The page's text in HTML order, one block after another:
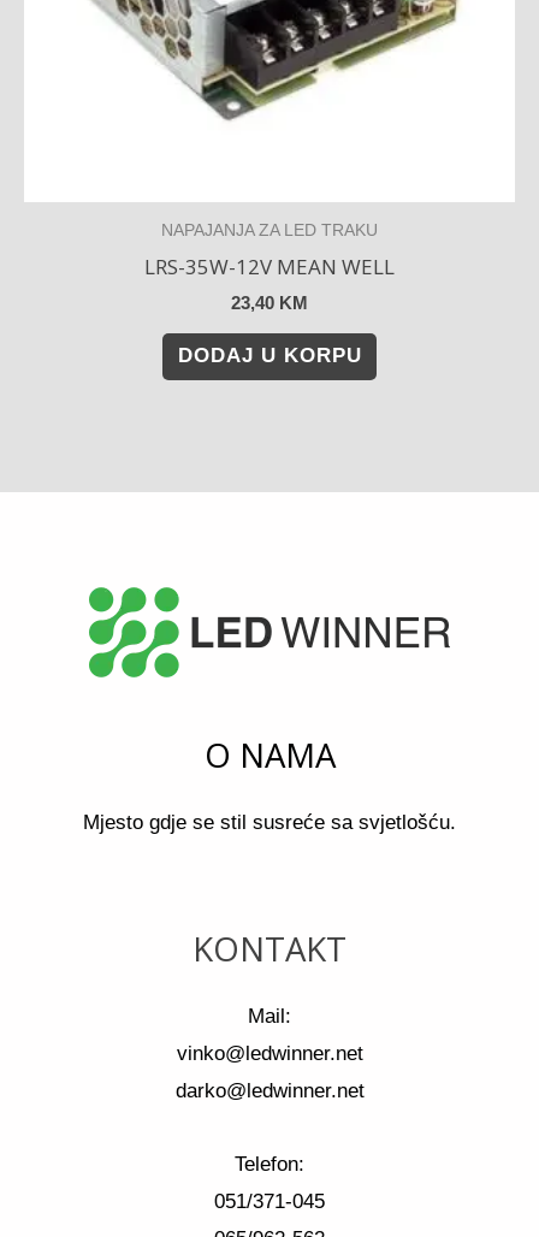
NAPAJANJA ZA LED TRAKU
LRS-35W-12V MEAN WELL
23,40 KM
DODAJ U KORPU
O NAMA
Mjesto gdje se stil susreće sa svjetlošću.
KONTAKT
Mail:
vinko@ledwinner.net
darko@ledwinner.net
Telefon:
051/371-045